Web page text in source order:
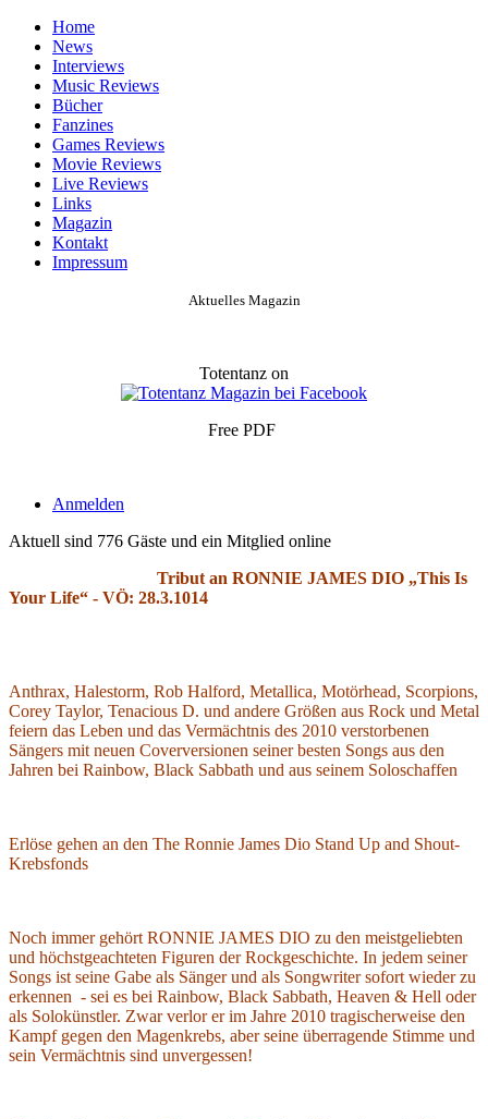
Home
News
Interviews
Music Reviews
Bücher
Fanzines
Games Reviews
Movie Reviews
Live Reviews
Links
Magazin
Kontakt
Impressum
Aktuelles Magazin
Totentanz on
Free PDF
Anmelden
Aktuell sind 776 Gäste und ein Mitglied online
Tribut an RONNIE JAMES DIO „This Is
Your Life“ - VÖ: 28.3.1014
Anthrax, Halestorm, Rob Halford, Metallica, Motörhead, Scorpions,
Corey Taylor, Tenacious D. und andere Größen aus Rock und Metal
feiern das Leben und das Vermächtnis des 2010 verstorbenen
Sängers mit neuen Coverversionen seiner besten Songs aus den
Jahren bei Rainbow, Black Sabbath und aus seinem Soloschaffen
Erlöse gehen an den The Ronnie James Dio Stand Up and Shout-
Krebsfonds
Noch immer gehört RONNIE JAMES DIO zu den meistgeliebten
und höchstgeachteten Figuren der Rockgeschichte. In jedem seiner
Songs ist seine Gabe als Sänger und als Songwriter sofort wieder zu
erkennen - sei es bei Rainbow, Black Sabbath, Heaven & Hell oder
als Solokünstler. Zwar verlor er im Jahre 2010 tragischerweise den
Kampf gegen den Magenkrebs, aber seine überragende Stimme und
sein Vermächtnis sind unvergessen!